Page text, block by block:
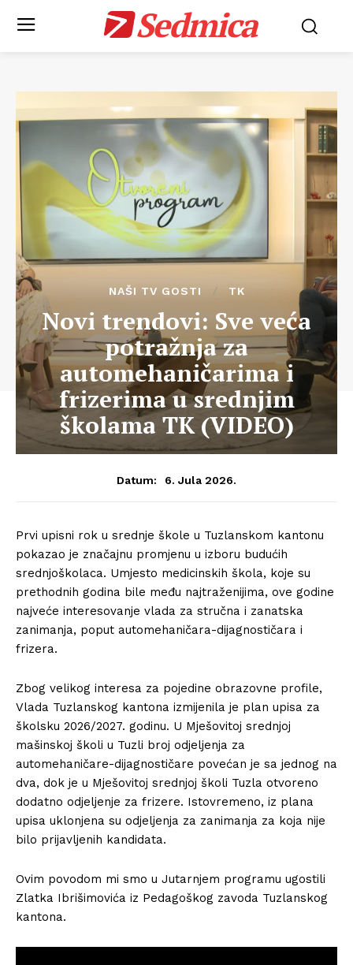
Sedmica
NAŠI TV GOSTI TK
Novi trendovi: Sve veća
potražnja za
automehaničarima i
frizerima u srednjim
školama TK (VIDEO)
Datum: 6. Jula 2026.
Prvi upisni rok u srednje škole u Tuzlanskom kantonu
pokazao je značajnu promjenu u izboru budućih
srednjoškolaca. Umjesto medicinskih škola, koje su
prethodnih godina bile među najtraženijima, ove godine
najveće interesovanje vlada za stručna i zanatska
zanimanja, poput automehaničara-dijagnostičara i
frizera.
Zbog velikog interesa za pojedine obrazovne profile,
Vlada Tuzlanskog kantona izmijenila je plan upisa za
školsku 2026/2027. godinu. U Mješovitoj srednjoj
mašinskoj školi u Tuzli broj odjeljenja za
automehaničare-dijagnostičare povećan je sa jednog na
dva, dok je u Mješovitoj srednjoj školi Tuzla otvoreno
dodatno odjeljenje za frizere. Istovremeno, iz plana
upisa uklonjena su odjeljenja za zanimanja za koja nije
bilo prijavljenih kandidata.
Ovim povodom mi smo u Jutarnjem programu ugostili
Zlatka Ibrišimovića iz Pedagoškog zavoda Tuzlanskog
kantona.